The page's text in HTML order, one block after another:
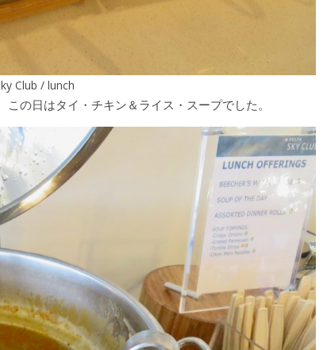
Club / lunch
の日はタイ・チキン＆ライス・スープでした。